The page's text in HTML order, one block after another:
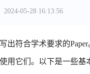
05-28 16:13:56
出符合学术要求的
用它们。以下是一些